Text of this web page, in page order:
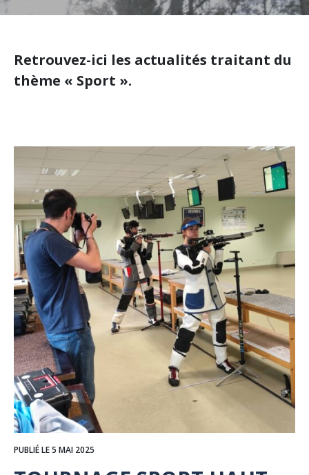
Retrouvez-ici les actualités traitant du
thème « Sport ».
PUBLIÉ LE 5 MAI 2025